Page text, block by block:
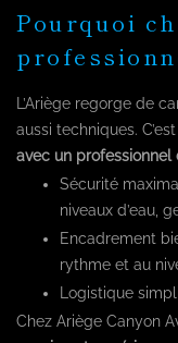
Pourquoi
L’Ariège regorge de
aussi techniques.
avec un professionnel
Sécurité
niveaux d’eau,
Encadrement
rythme et au
Logistique
Chez Ariège Canyon